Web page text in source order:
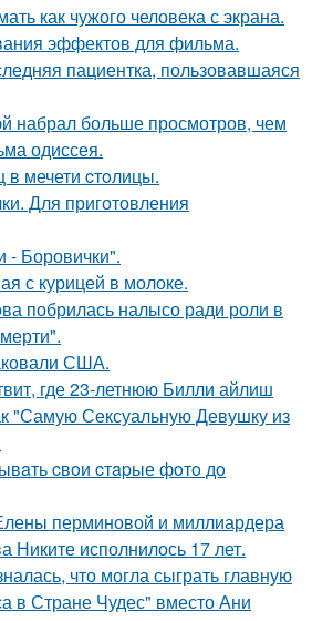
как чужого человека с экрана.
эффектов для фильма.
пациентка, пользовавшаяся
набрал больше просмотров, чем
одиссея.
мечети cтoлицы.
Для приготовления
- Боровички".
с курицей в молоке.
побрилась налысо ради роли в
США.
где 23-летнюю Билли айлиш
"Самую Сексуальную Девушку из
cвoи cтapые фoтo дo
перминовой и миллиардера
Никите исполнилось 17 лет.
что могла сыграть главную
в Стране Чудес" вместо Ани